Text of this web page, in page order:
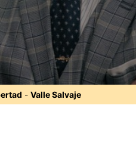
- Valle Salvaje